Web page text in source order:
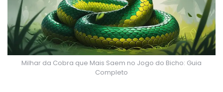
Milhar da Cobra que Mais Saem no Jogo do Bicho: Guia
Completo